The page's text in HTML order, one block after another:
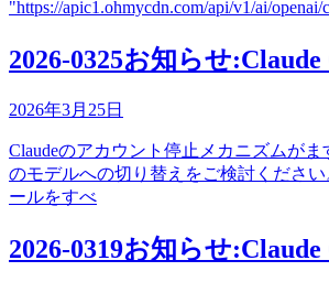
"https://apic1.ohmycdn.com/api/v1/ai/
2026-0325お知らせ
2026年3月25日
Claudeのアカウント停止メカニズムが
のモデルへの切り替えをご検討くださ
ールをすべ
2026-0319お知らせ